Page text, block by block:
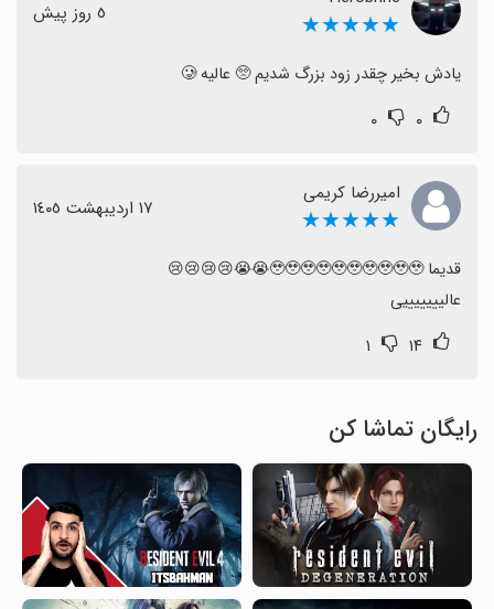
★★★★★ ٥ روز پیش
یادش بخیر چقدر زود بزرگ شدیم 🥺 عالیه 🥲
۰ ۰
امیررضا کریمی
★★★★★ ١٧ اردیبهشت ١٤٠٥
عالیییییییی
۱۴ ۱
رایگان تماشا کن